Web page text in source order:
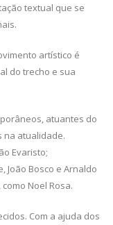
textual que se
artístico é
do trecho e sua
atuantes do
na atualidade.
Evaristo;
João Bosco e Arnaldo
Noel Rosa.
Com a ajuda dos